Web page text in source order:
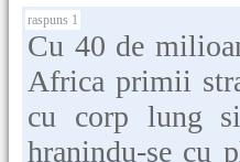
raspuns 1
Cu 40 de
Africa primii
cu corp lung
hranindu-se cu